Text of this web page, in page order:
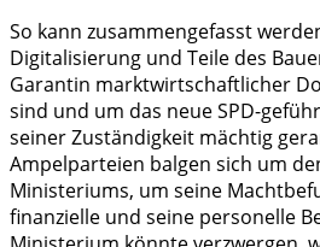
So kann zusammengefasst
Digitalisierung und Teile des
Garantin marktwirtschaftlicher
sind und um das neue SPD-
seiner Zuständigkeit mächtig
Ampelparteien balgen sich um
Ministeriums, um seine
finanzielle und seine personelle